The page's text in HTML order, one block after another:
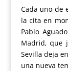
Cada uno de
la cita en
Pablo
Madrid, que
Sevilla deja
una nueva